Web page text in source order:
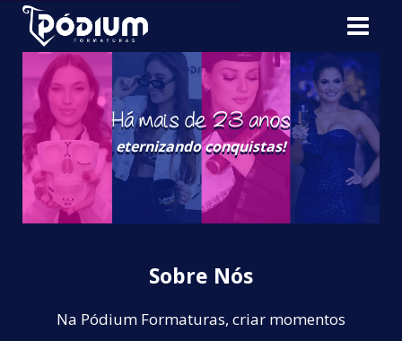
Há mais de 23 anos
eternizando conquistas!
Sobre Nós
Na Pódium Formaturas, criar momentos